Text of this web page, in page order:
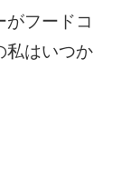
がフードコ
私はいつか